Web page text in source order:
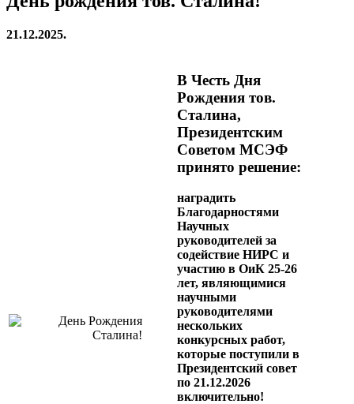
21.12.2025.
В Честь Дня
Рождения тов.
Сталина,
Президентским
Советом МСЭФ
принято решение:
наградить
Благодарностями
Научных
руководителей за
содействие НИРС и
участию в ОиК 25-26
лет, являющимися
научными
руководителями
нескольких
конкурсных работ,
которые поступили в
Президентский совет
по 21.12.2026
включительно!